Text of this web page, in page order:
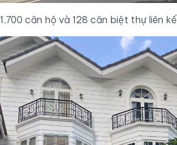
căn hộ và 128 căn biệt thự liên kế